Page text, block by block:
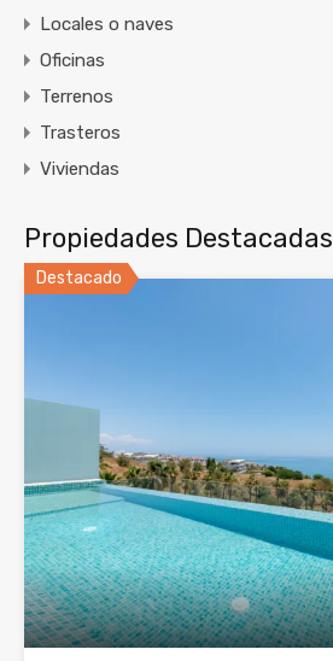
Locales o naves
Oficinas
Terrenos
Trasteros
Viviendas
Propiedades Destacadas
Destacado